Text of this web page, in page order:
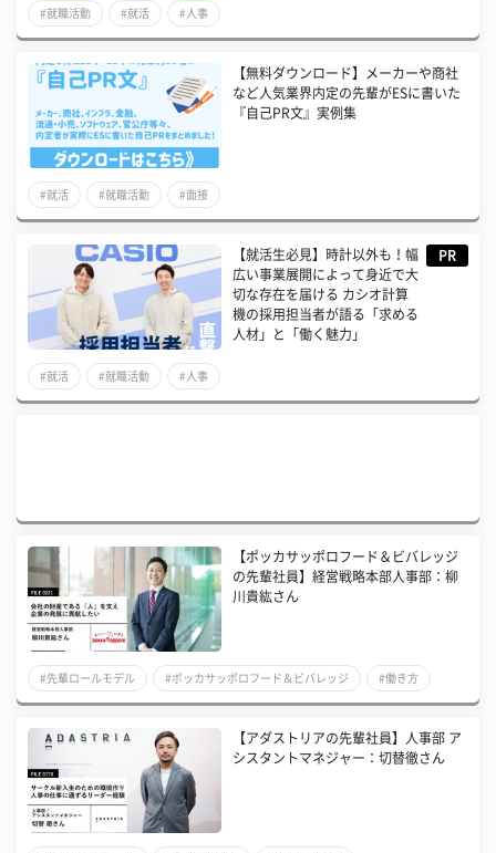
#就職活動 #就活 #人事
【無料ダウンロード】メーカーや商社
など人気業界内定の先輩がESに書いた
『自己PR文』実例集
#就活 #就職活動 #面接
【就活生必見】時計以外も！幅
広い事業展開によって身近で大
切な存在を届ける カシオ計算
機の採用担当者が語る「求める
人材」と「働く魅力」
PR
#就活 #就職活動 #人事
【ポッカサッポロフード＆ビバレッジ
の先輩社員】経営戦略本部人事部：柳
川貴紘さん
#先輩ロールモデル #ポッカサッポロフード＆ビバレッジ #働き方
【アダストリアの先輩社員】人事部 ア
シスタントマネジャー：切替徹さん